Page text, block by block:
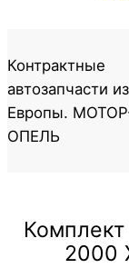
Контрактные
автозапчасти из
Европы.
ОПЕЛЬ
2000